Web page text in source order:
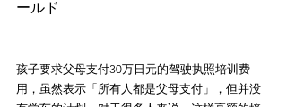
孩子要求父母支付30万日元的驾驶执照培训费
用，虽然表示「所有人都是父母支付」，但并没